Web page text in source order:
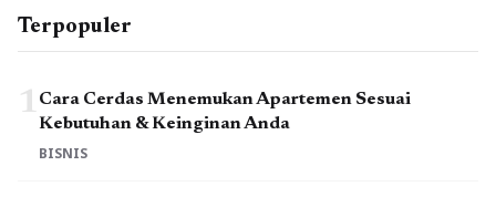
Terpopuler
1 Cara Cerdas Menemukan Apartemen Sesuai
Kebutuhan & Keinginan Anda
BISNIS